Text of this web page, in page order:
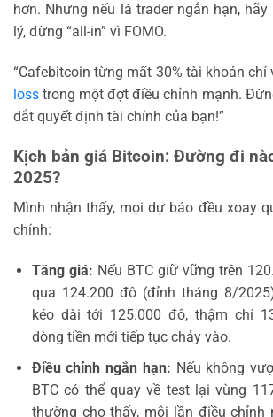
hơn. Nhưng nếu là trader ngắn hạn,
lý, đừng “all-in” vì FOMO.
“Cafebitcoin từng mất 30% tài khoản chỉ
loss trong một đợt điều chỉnh mạnh.
dắt quyết định tài chính của bạn!”
Kịch bản giá Bitcoin: Đường đi
2025?
Mình nhận thấy, mọi dự báo đều xoay
chính:
Tăng giá: Nếu BTC giữ vững trên
qua 124.200 đô (đỉnh tháng 8/
kéo dài tới 125.000 đô, thậm chí
dòng tiền mới tiếp tục chảy vào.
Điều chỉnh ngắn hạn: Nếu không
BTC có thể quay về test lại vùng
thường cho thấy, mỗi lần điều chỉnh